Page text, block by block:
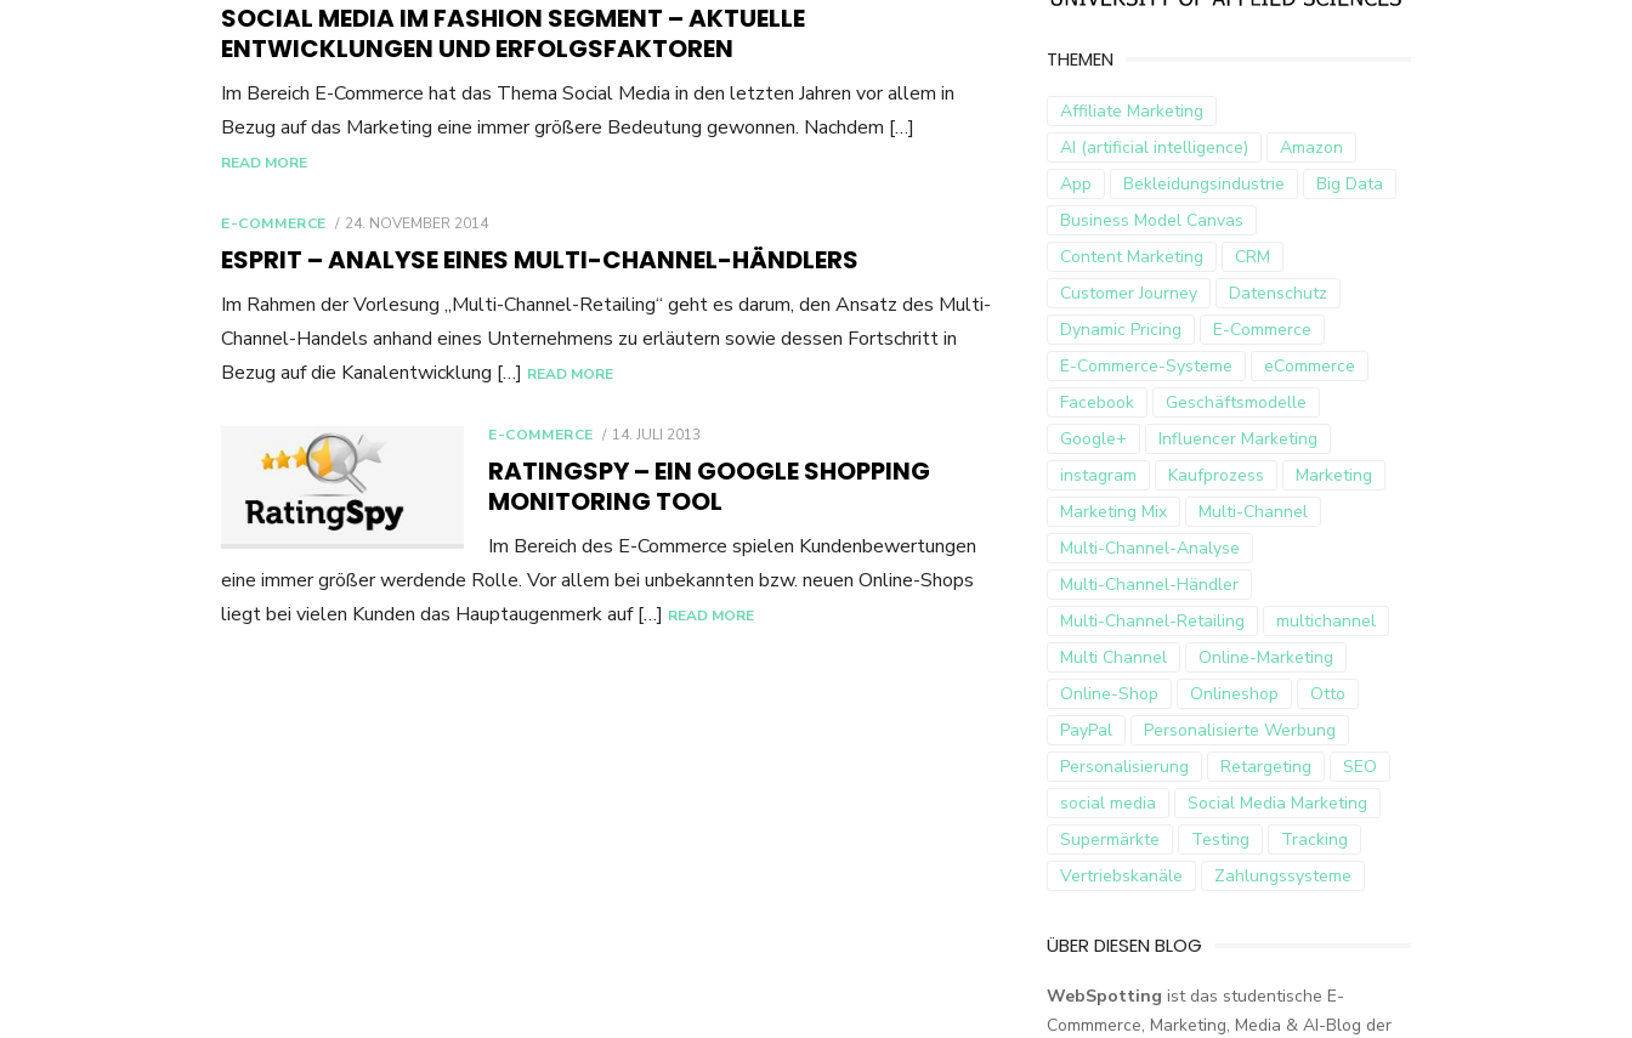
SOCIAL MEDIA IM FASHION SEGMENT – AKTUELLE
ENTWICKLUNGEN UND ERFOLGSFAKTOREN
Im Bereich E-Commerce hat das Thema Social Media in den letzten Jahren vor allem in
Bezug auf das Marketing eine immer größere Bedeutung gewonnen. Nachdem […]
READ MORE
E-COMMERCE
POSTED
24. NOVEMBER 2014
ESPRIT – ANALYSE EINES MULTI-CHANNEL-HÄNDLERS
Im Rahmen der Vorlesung „Multi-Channel-Retailing“ geht es darum, den Ansatz des Multi-
Channel-Handels anhand eines Unternehmens zu erläutern sowie dessen Fortschritt in
Bezug auf die Kanalentwicklung […] READ MORE
E-COMMERCE
POSTED
14. JULI 2013
RATINGSPY – EIN GOOGLE SHOPPING
MONITORING TOOL
Im Bereich des E-Commerce spielen Kundenbewertungen
eine immer größer werdende Rolle. Vor allem bei unbekannten bzw. neuen Online-Shops
liegt bei vielen Kunden das Hauptaugenmerk auf […] READ MORE
THEMEN
Affiliate Marketing
AI (artificial intelligence)
Amazon
App
Bekleidungsindustrie
Big Data
Business Model Canvas
Content Marketing
CRM
Customer Journey
Datenschutz
Dynamic Pricing
E-Commerce
E-Commerce-Systeme
eCommerce
Facebook
Geschäftsmodelle
Google+
Influencer Marketing
instagram
Kaufprozess
Marketing
Marketing Mix
Multi-Channel
Multi-Channel-Analyse
Multi-Channel-Händler
Multi-Channel-Retailing
multichannel
Multi Channel
Online-Marketing
Online-Shop
Onlineshop
Otto
PayPal
Personalisierte Werbung
Personalisierung
Retargeting
SEO
social media
Social Media Marketing
Supermärkte
Testing
Tracking
Vertriebskanäle
Zahlungssysteme
ÜBER DIESEN BLOG
WebSpotting ist das studentische E-
Commmerce, Marketing, Media & AI-Blog der